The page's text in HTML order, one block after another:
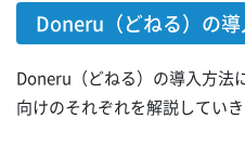
Doneru（どねる）の
Doneru（どねる）の導入方法
向けのそれぞれを解説していき